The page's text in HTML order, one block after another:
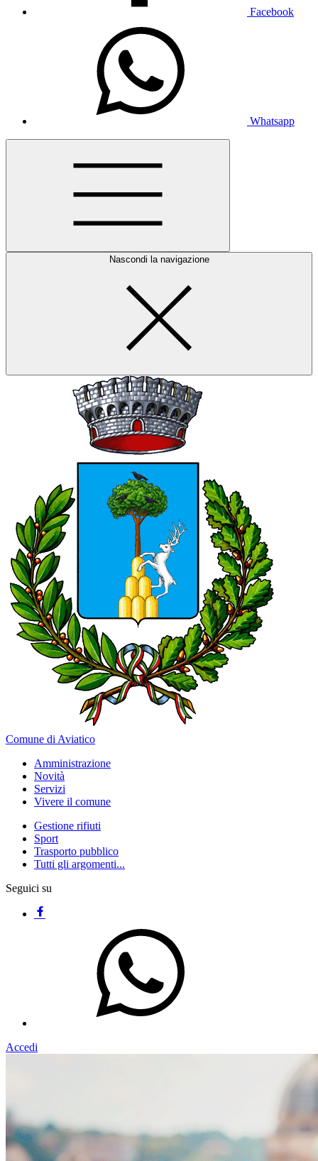
Facebook
Whatsapp
Nascondi la navigazione
Comune di Aviatico
Amministrazione
Novità
Servizi
Vivere il comune
Gestione rifiuti
Sport
Trasporto pubblico
Tutti gli argomenti...
Seguici su
Accedi